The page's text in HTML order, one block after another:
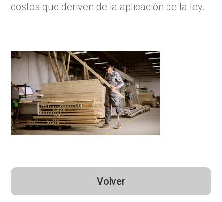
costos que deriven de la aplicación de la ley.
Volver